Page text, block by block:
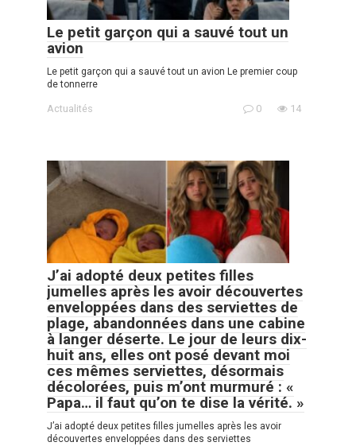
Le petit garçon qui a sauvé tout un
avion
Le petit garçon qui a sauvé tout un avion Le premier coup
de tonnerre
Actualités 0 14
J’ai adopté deux petites filles
jumelles après les avoir découvertes
enveloppées dans des serviettes de
plage, abandonnées dans une cabine
à langer déserte. Le jour de leurs dix-
huit ans, elles ont posé devant moi
ces mêmes serviettes, désormais
décolorées, puis m’ont murmuré : «
Papa… il faut qu’on te dise la vérité. »
J’ai adopté deux petites filles jumelles après les avoir
découvertes enveloppées dans des serviettes